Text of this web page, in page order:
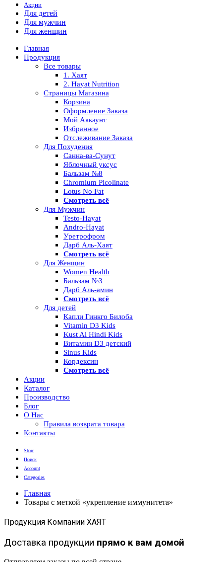
Акции
Для детей
Для мужчин
Для женщин
Главная
Продукция
Все товары
1. Хаят
2. Hayat Nutrition
Страницы Магазина
Корзина
Оформление Заказа
Мой Аккаунт
Избранное
Отслеживание Заказа
Для Похудения
Санна-ва-Сунут
Яблочный уксус
Бальзам №8
Chromium Picolinate
Lotus No Fat
Смотреть всё
Для Мужчин
Testo-Hayat
Andro-Hayat
Уретрофром
Дарб Аль-Хаят
Смотреть всё
Для Женщин
Women Health
Бальзам №3
Дарб Аль-амин
Смотреть всё
Для детей
Капли Гинкго Билоба
Vitamin D3 Kids
Kust Al Hindi Kids
Витамин D3 детский
Sinus Kids
Кордексин
Смотреть всё
Акции
Каталог
Производство
Блог
О Нас
Правила возврата товара
Контакты
Store
Поиск
Account
Categories
Главная
Товары с меткой «укрепление иммунитета»
Продукция Компании ХАЯТ
Доставка продукции прямо к вам домой